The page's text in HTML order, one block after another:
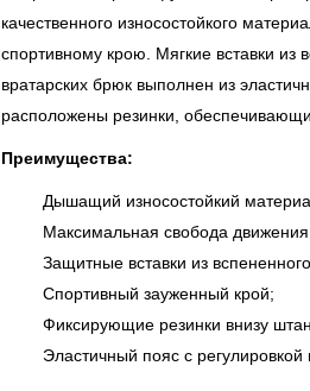
качественного износостойкого
спортивному крою. Мягкие вставки
вратарских брюк выполнен из
расположены резинки,
Преимущества:
Дышащий износостойкий
Максимальная свобода
Защитные вставки из
Спортивный зауженный крой;
Фиксирующие резинки внизу
Эластичный пояс с регулировкой